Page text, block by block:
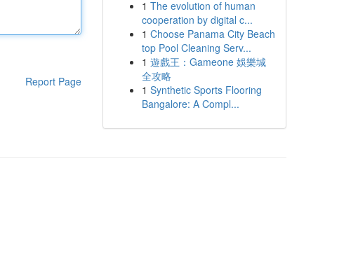
Report Page
1 The evolution of human
cooperation by digital c...
1 Choose Panama City Beach
top Pool Cleaning Serv...
1 遊戲王：Gameone 娛樂城
全攻略
1 Synthetic Sports Flooring
Bangalore: A Compl...